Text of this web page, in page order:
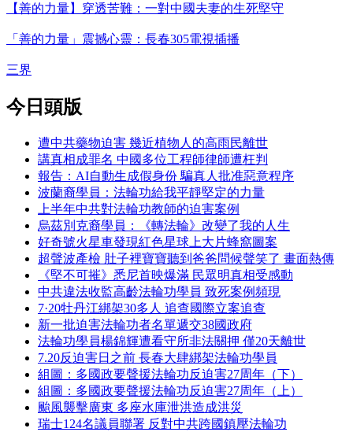
【善的力量】穿透苦難：一對中國夫妻的生死堅守
「善的力量」震撼心靈：長春305電視插播
三界
今日頭版
遭中共藥物迫害 幾近植物人的高雨民離世
講真相成罪名 中國多位工程師律師遭枉判
報告：AI自動生成假身份 騙真人批准惡意程序
波蘭裔學員：法輪功給我平靜堅定的力量
上半年中共對法輪功教師的迫害案例
烏茲別克裔學員：《轉法輪》改變了我的人生
好奇號火星車發現紅色星球上大片蜂窩圖案
超聲波產檢 肚子裡寶寶聽到爸爸問候聲笑了 畫面熱傳
《堅不可摧》悉尼首映爆滿 民眾明真相受感動
中共違法收監高齡法輪功學員 致死案例頻現
7·20牡丹江綁架30多人 追查國際立案追查
新一批迫害法輪功者名單遞交38國政府
法輪功學員楊錦輝遭看守所非法關押 僅20天離世
7.20反迫害日之前 長春大肆綁架法輪功學員
組圖：多國政要聲援法輪功反迫害27周年（下）
組圖：多國政要聲援法輪功反迫害27周年（上）
颱風襲擊廣東 多座水庫泄洪造成洪災
瑞士124名議員聯署 反對中共跨國鎮壓法輪功